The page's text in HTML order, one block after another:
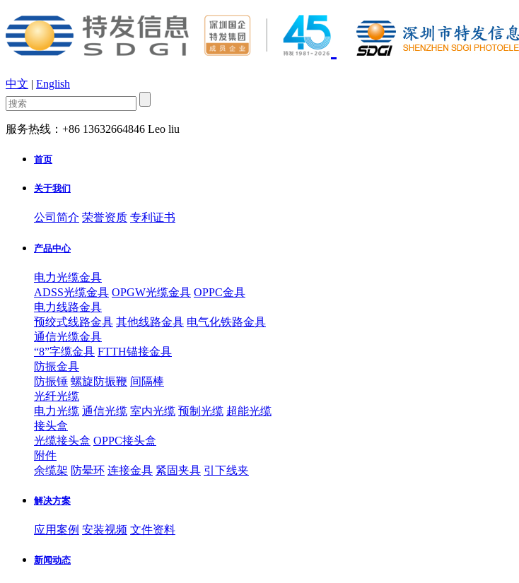
中文 | English
服务热线：+86 13632664846 Leo liu
首页
关于我们
公司简介 荣誉资质 专利证书
产品中心
电力光缆金具
ADSS光缆金具 OPGW光缆金具 OPPC金具
电力线路金具
预绞式线路金具 其他线路金具 电气化铁路金具
通信光缆金具
“8”字缆金具 FTTH锚接金具
防振金具
防振锤 螺旋防振鞭 间隔棒
光纤光缆
电力光缆 通信光缆 室内光缆 预制光缆 超能光缆
接头盒
光缆接头盒 OPPC接头盒
附件
余缆架 防晕环 连接金具 紧固夹具 引下线夹
解决方案
应用案例 安装视频 文件资料
新闻动态